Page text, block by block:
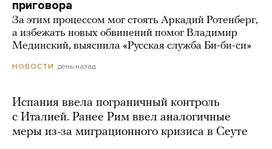
приговора
За этим процессом мог стоять Аркадий Ротенберг,
а избежать новых обвинений помог Владимир
Мединский, выяснила «Русская служба Би-би-си»
НОВОСТИ день назад
Испания ввела пограничный контроль
с Италией. Ранее Рим ввел аналогичные
меры из-за миграционного кризиса в Сеуте